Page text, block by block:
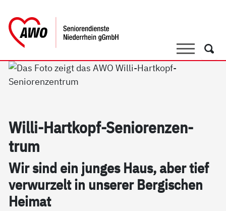
SucheSuche
Wil­li-Hart­kopf-Se­nio­ren­zen­
trum
Wir sind ein jun­ges Haus, aber tief
ver­wur­zelt in un­se­rer Ber­gi­schen
Hei­mat